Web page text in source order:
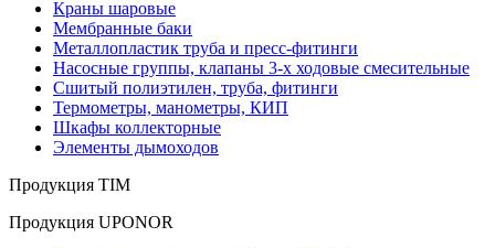
Краны шаровые
Мембранные баки
Металлопластик труба и пресс-фитинги
Насосные группы, клапаны 3-х ходовые смесительные
Сшитый полиэтилен, труба, фитинги
Термометры, манометры, КИП
Шкафы коллекторные
Элементы дымоходов
Продукция TIM
Продукция UPONOR